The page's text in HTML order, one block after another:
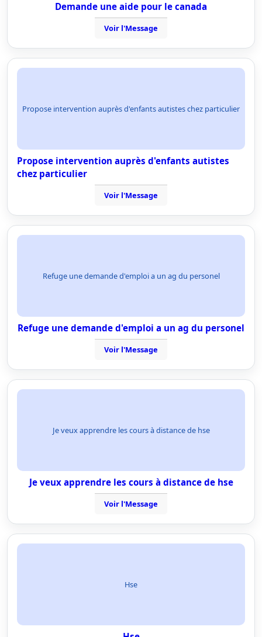
Demande une aide pour le canada
Voir l'Message
Propose intervention auprès d'enfants autistes chez particulier
Propose intervention auprès d'enfants autistes
chez particulier
Voir l'Message
Refuge une demande d'emploi a un ag du personel
Refuge une demande d'emploi a un ag du personel
Voir l'Message
Je veux apprendre les cours à distance de hse
Je veux apprendre les cours à distance de hse
Voir l'Message
Hse